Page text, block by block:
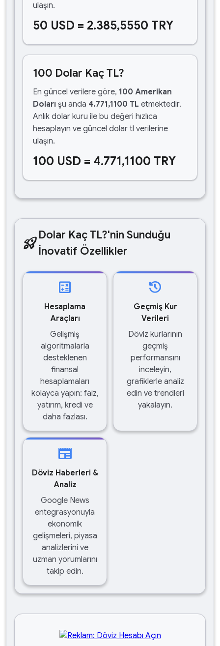
ulaşın.
50 USD = 2.385,5550 TRY
100 Dolar Kaç TL?
En güncel verilere göre, 100 Amerikan
Doları şu anda 4.771,1100 TL etmektedir.
Anlık dolar kuru ile bu değeri hızlıca
hesaplayın ve güncel dolar tl verilerine
ulaşın.
100 USD = 4.771,1100 TRY
rocket_launchDolar Kaç TL?'nin Sunduğu
İnovatif Özellikler
calculate
Hesaplama
Araçları
Gelişmiş
algoritmalarla
desteklenen
finansal
hesaplamaları
kolayca yapın: faiz,
yatırım, kredi ve
daha fazlası.
history
Geçmiş Kur
Verileri
Döviz kurlarının
geçmiş
performansını
inceleyin,
grafiklerle analiz
edin ve trendleri
yakalayın.
newspaper
Döviz Haberleri &
Analiz
Google News
entegrasyonuyla
ekonomik
gelişmeleri, piyasa
analizlerini ve
uzman yorumlarını
takip edin.